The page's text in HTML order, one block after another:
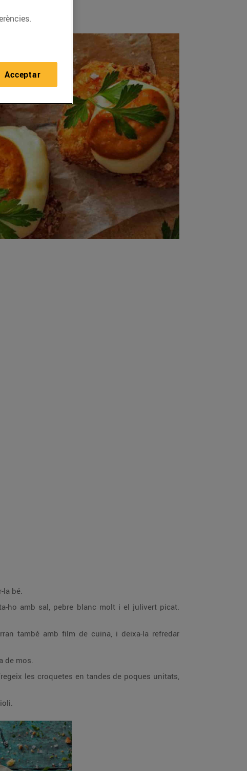
la bé.
ho amb sal, pebre blanc molt i el julivert picat.
també amb film de cuina, i deixa-la refredar
de mos.
les croquetes en tandes de poques unitats,
Acceptar